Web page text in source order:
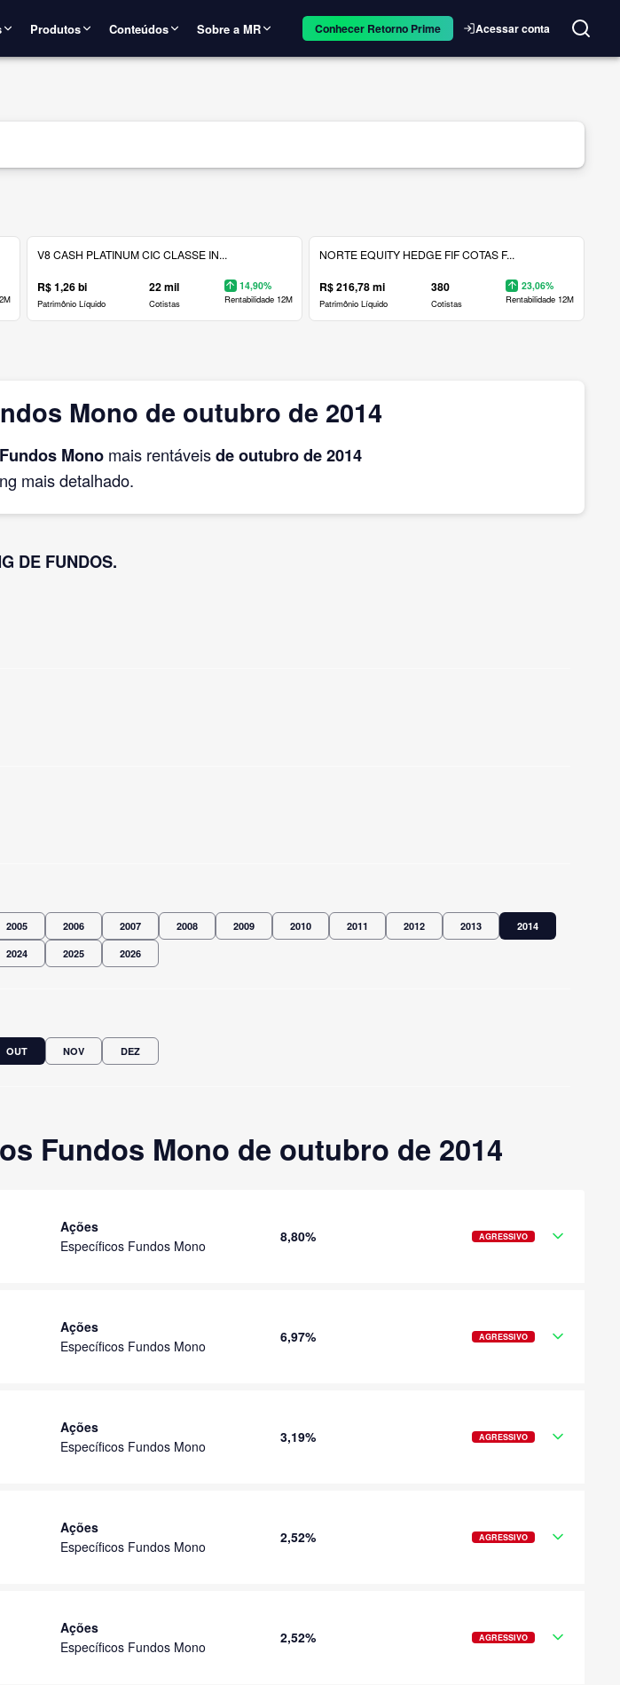
Produtos Conteúdos Sobre a MR Conhecer Retorno Prime Acessar conta
V8 CASH PLATINUM CIC CLASSE IN...
R$ 1,26 bi
Patrimônio Líquido
22 mil
Cotistas
14,90%
Rentabilidade 12M
NORTE EQUITY HEDGE FIF COTAS F...
R$ 216,78 mi
Patrimônio Líquido
380
Cotistas
23,06%
Rentabilidade 12M
Mono de outubro de 2014
Mono mais rentáveisde outubrode 2014
mais detalhado.
DE FUNDOS.
2005 2006 2007 2008 2009 2010 2011 2012 2013 2014
2024 2025 2026
OUT NOV DEZ
Fundos Mono de outubro de 2014
Ações
Específicos Fundos Mono
8,80% AGRESSIVO
Ações
Específicos Fundos Mono
6,97% AGRESSIVO
Ações
Específicos Fundos Mono
3,19% AGRESSIVO
Ações
Específicos Fundos Mono
2,52% AGRESSIVO
Ações
Específicos Fundos Mono
2,52% AGRESSIVO